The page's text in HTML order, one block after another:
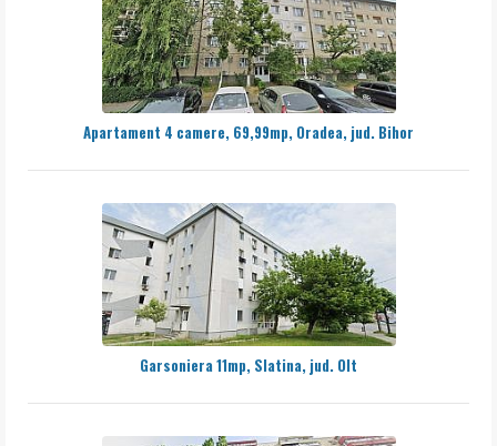
Apartament 4 camere, 69,99mp, Oradea, jud. Bihor
Garsoniera 11mp, Slatina, jud. Olt